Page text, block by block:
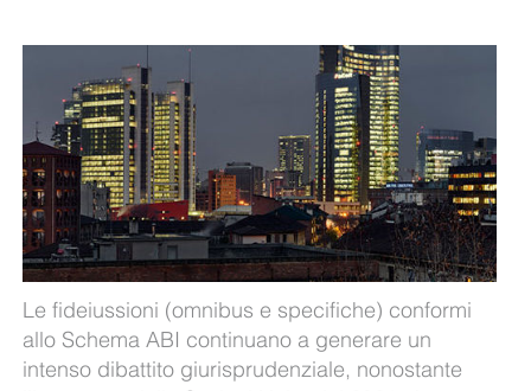
Le fideiussioni (omnibus e specifiche) conformi
allo Schema ABI continuano a generare un
intenso dibattito giurisprudenziale, nonostante